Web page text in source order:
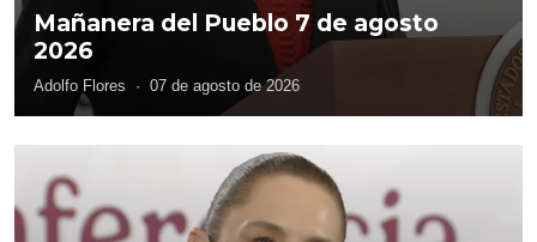
Mañanera del Pueblo 7 de agosto
2026
Adolfo Flores · 07 de agosto de 2026